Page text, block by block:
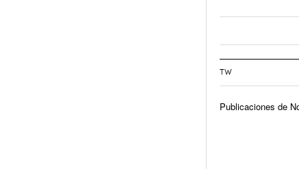
TW
Publicaciones de